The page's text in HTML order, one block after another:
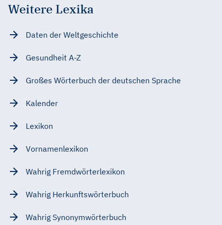
Weitere Lexika
Daten der Weltgeschichte
Gesundheit A-Z
Großes Wörterbuch der deutschen Sprache
Kalender
Lexikon
Vornamenlexikon
Wahrig Fremdwörterlexikon
Wahrig Herkunftswörterbuch
Wahrig Synonymwörterbuch